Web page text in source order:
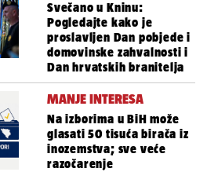
Svečano u Kninu:
Pogledajte kako je
proslavljen Dan pobjede i
domovinske zahvalnosti i
Dan hrvatskih branitelja
MANJE INTERESA
Na izborima u BiH može
glasati 50 tisuća birača iz
inozemstva; sve veće
razočarenje